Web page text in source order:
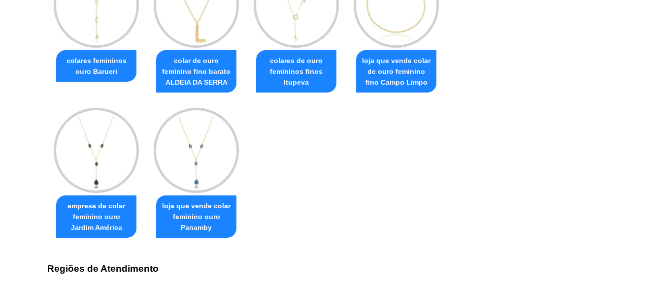
colares femininos
ouro Barueri
colar de ouro
feminino fino barato
ALDEIA DA SERRA
colares de ouro
femininos finos
Itupeva
loja que vende colar
de ouro feminino
fino Campo Limpo
empresa de colar
feminino ouro
Jardim América
loja que vende colar
feminino ouro
Panamby
Regiões de Atendimento